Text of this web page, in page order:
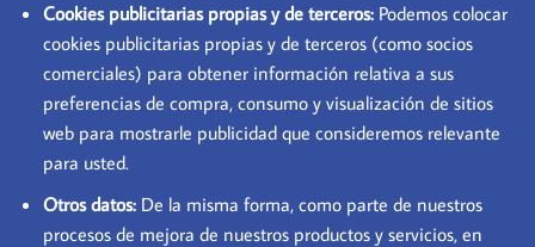
Cookies publicitarias propias y de terceros:Podemos colocar
cookies publicitarias propias y de terceros (como socios
comerciales) para obtener información relativa a sus
preferencias de compra, consumo y visualización de sitios
web para mostrarle publicidad que consideremos relevante
para usted.
Otros datos:De la misma forma, como parte de nuestros
procesos de mejora de nuestros productos y servicios, en